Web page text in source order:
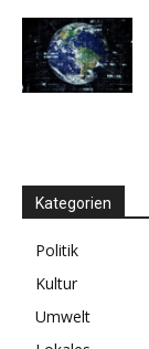
Kategorien
Politik
Kultur
Umwelt